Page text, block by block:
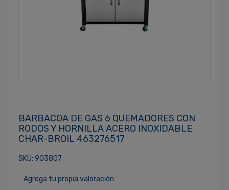
BARBACOA DE GAS 6 QUEMADORES CON
RODOS Y HORNILLA ACERO INOXIDABLE
CHAR-BROIL 463276517
SKU: 903807
Agrega tu propia valoración